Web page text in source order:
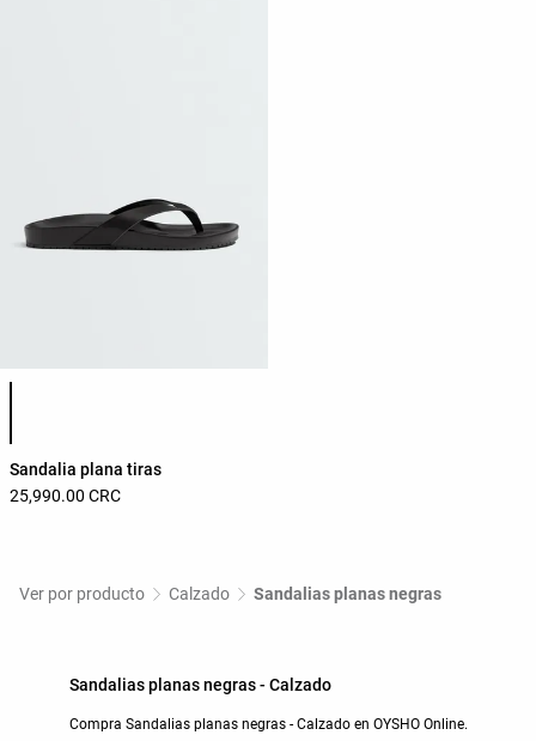
Sandalia plana tiras
25,990.00 CRC
Ver por producto Calzado Sandalias planas negras
Sandalias planas negras - Calzado
Compra Sandalias planas negras - Calzado en OYSHO Online.